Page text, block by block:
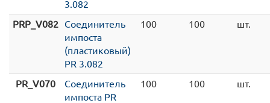
3.082
PRP_V082
Соединитель
импоста
(пластиковый)
PR 3.082
100 100 шт.
PR_V070
Соединитель
импоста PR
100 100 шт.